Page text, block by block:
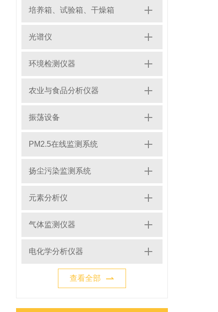
培养箱、试验箱、干燥箱
光谱仪
环境检测仪器
农业与食品分析仪器
振荡设备
PM2.5在线监测系统
扬尘污染监测系统
元素分析仪
气体监测仪器
电化学分析仪器
查看全部